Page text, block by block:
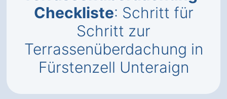
Checkliste: Schritt für
Schritt zur
Terrassenüberdachung in
Fürstenzell Unteraign